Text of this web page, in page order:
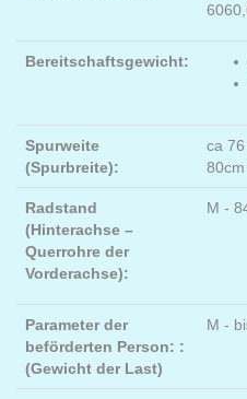
Bereitschaftsgewicht:
Spurweite
(Spurbreite):
ca
Radstand
(Hinterachse –
Querrohre der
Vorderachse):
M -
Parameter der
beförderten Person: :
(Gewicht der Last)
M -